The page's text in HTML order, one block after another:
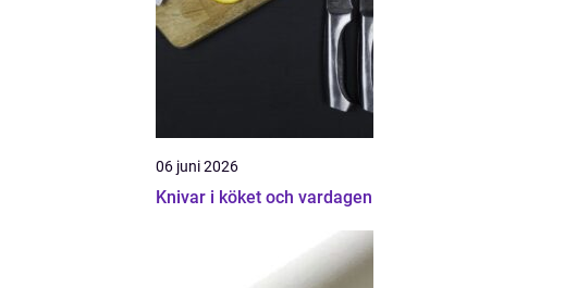
06 juni 2026
Knivar i köket och vardagen